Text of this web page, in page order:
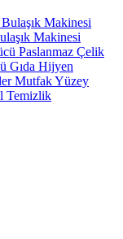
Makinesi
Makinesi
Paslanmaz Çelik
Gıda Hijyen
Mutfak Yüzey
Temizlik